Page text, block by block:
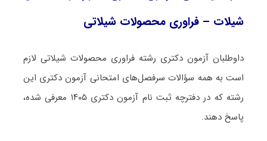
شیلات – فراوری محصولات شیلاتی
داوطلبان آزمون دکتری رشته فراوری محصولات شیلاتی لازم
است به همه سؤالات سرفصل‌های امتحانی آزمون دکتری این
رشته که در دفترچه‌ ثبت نام آزمون دکتری ۱۴۰۵ معرفی شده،
پاسخ دهند.